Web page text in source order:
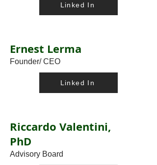
Linked In
Ernest Lerma
Founder/ CEO
Linked In
Riccardo Valentini,
PhD
Advisory Board